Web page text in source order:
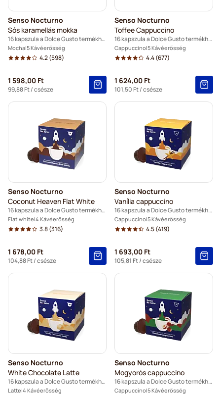
Senso Nocturno
Sós karamellás mokka
16 kapszula a Dolce Gusto termékhez
Mocha 5 Kávéerősség
4.2(598)
1 598,00 Ft
99,88 Ft/ csésze
Senso Nocturno
Toffee Cappuccino
16 kapszula a Dolce Gusto termékhez
Cappuccino 5 Kávéerősség
4.4(677)
1 624,00 Ft
101,50 Ft/ csésze
Senso Nocturno
Coconut Heaven Flat White
16 kapszula a Dolce Gusto termékhez
Flat white 4 Kávéerősség
3.8(316)
1 678,00 Ft
104,88 Ft/ csésze
Senso Nocturno
Vanília cappuccino
16 kapszula a Dolce Gusto termékhez
Cappuccino 5 Kávéerősség
4.5(419)
1 693,00 Ft
105,81 Ft/ csésze
Senso Nocturno
White Chocolate Latte
16 kapszula a Dolce Gusto termékhez
Latte 4 Kávéerősség
Senso Nocturno
Mogyorós cappuccino
16 kapszula a Dolce Gusto termékhez
Cappuccino 5 Kávéerősség